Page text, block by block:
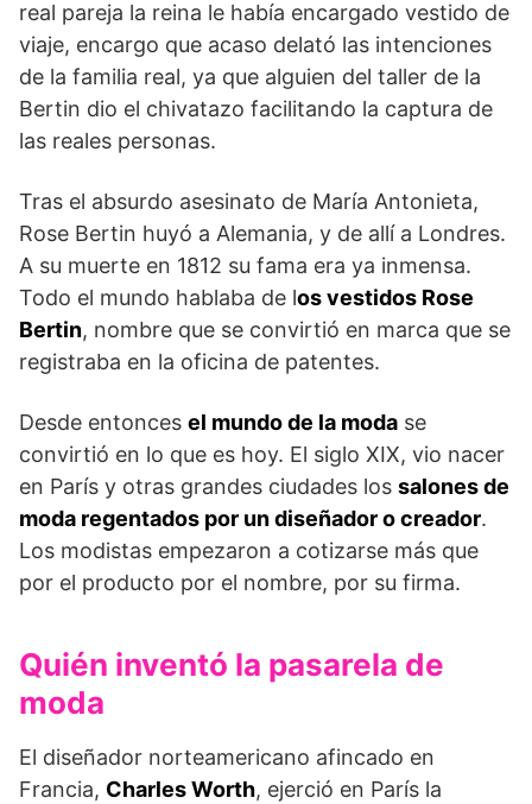
real pareja la reina le había encargado vestido de
viaje, encargo que acaso delató las intenciones
de la familia real, ya que alguien del taller de la
Bertin dio el chivatazo facilitando la captura de
las reales personas.
Tras el absurdo asesinato de María Antonieta,
Rose Bertin huyó a Alemania, y de allí a Londres.
A su muerte en 1812 su fama era ya inmensa.
Todo el mundo hablaba de los vestidos Rose
Bertin, nombre que se convirtió en marca que se
registraba en la oficina de patentes.
Desde entonces el mundo de la moda se
convirtió en lo que es hoy. El siglo XIX, vio nacer
en París y otras grandes ciudades los salones de
moda regentados por un diseñador o creador.
Los modistas empezaron a cotizarse más que
por el producto por el nombre, por su firma.
Quién inventó la pasarela de
moda
El diseñador norteamericano afincado en
Francia, Charles Worth, ejerció en París la